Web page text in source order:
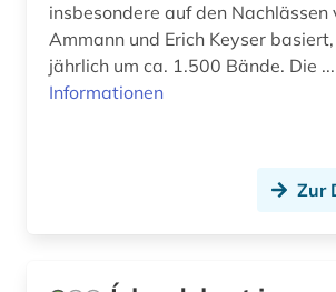
bänkelsang (1)
båtsfjord (1)
insbesondere auf den Nachlässen
Ammann und Erich Keyser
jährlich um ca. 1.500 Bände. Die ...
Informationen
Zur